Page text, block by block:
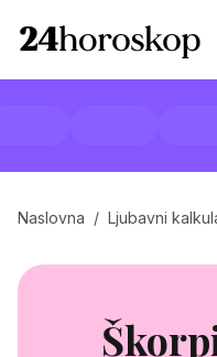
Naslovna / Ljubavni